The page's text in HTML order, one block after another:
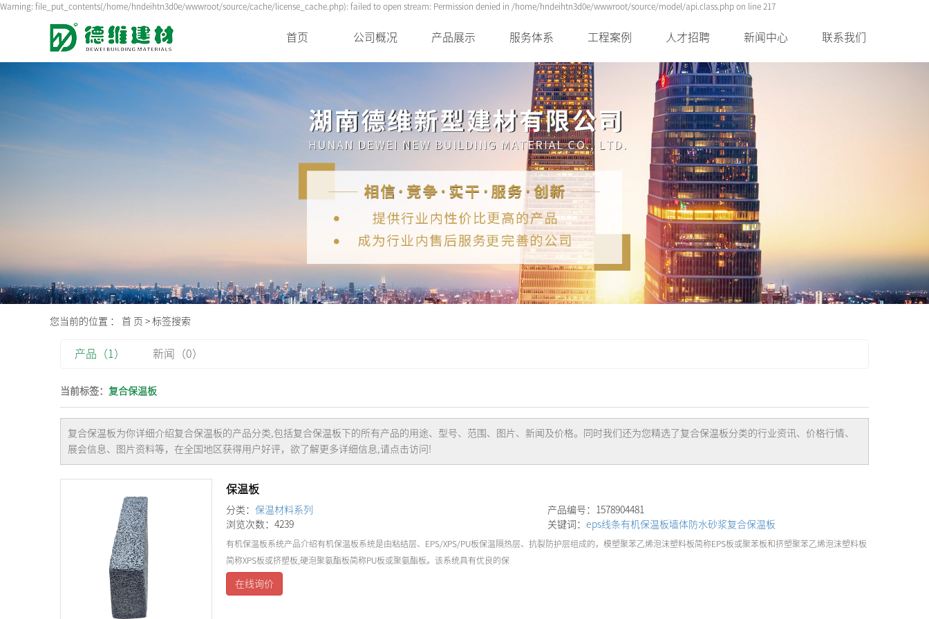
Warning: file_put_contents(/home/hndeihtn3d0e/wwwroot/source/cache/license_cache.php): failed to open stream: Permission denied in /home/hndeihtn3d0e/wwwroot/source/model/api.class.php on line 217
首页 公司概况
荣誉资质
产品展示
特种砂浆
服务体系
用户见证
合作伙伴
市场布局
发展蓝图
工程案例
全新案例
经典案例
人才招聘
校园招聘
社会招聘
新闻中心
视频中心
行业新闻
公司新闻
联系我们
您当前的位置 ： 首 页 > 标签搜索
产品（1） 新闻（0）
当前标签： 复合保温板
复合保温板为你详细介绍复合保温板的产品分类,包括复合保温板 下的所有产品的用途、型号、范围、图片、新闻及价格。同时我们还为您精选了 复合保温板分类的行业资讯、价格行情、
展会信息、图片资料等，在全国地区获得用户好评，欲了解更多详细信息,请点击访问!
保温板
分类： 保温材料系列
产品编号：1578904481
浏览次数：4239
关键词： eps线条有机保温板墙体防水砂浆复合保温板
有机保温板系统产品介绍有机保温板系统是由粘结层、EPS/XPS/PU板保温隔热层、抗裂防护层组成的，模塑聚苯乙烯泡沫塑料板简称EPS板或聚苯板和挤塑聚苯乙烯泡沫塑料板
简称XPS板或挤塑板,硬泡聚氨酯板简称PU板或聚氨酯板。该系统具有优良的保
在线询价